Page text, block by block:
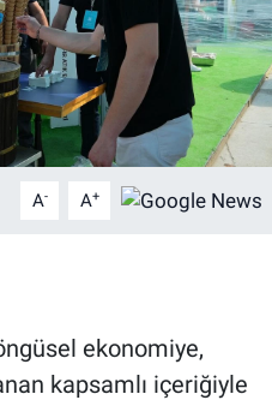
A- A+
ekonomiye,
kapsamlı içeriğiyle